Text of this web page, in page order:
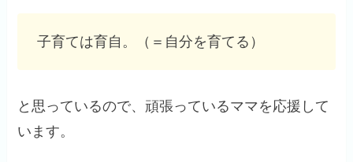
子育ては育自。（＝自分を育てる）
と思っているので、頑張っているママを応援して
います。